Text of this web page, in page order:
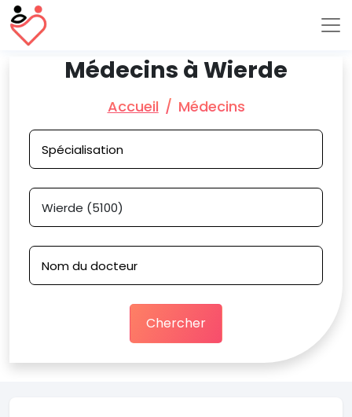
Médecins à Wierde
Accueil Médecins
Chercher